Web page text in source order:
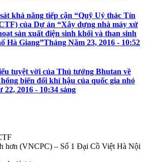
khả năng tiếp cận “Quỹ Uỷ thác Tín
của Dự án “Xây dựng nhà máy xử
sản xuất điện sinh khối và than sinh
Hà Giang”Tháng Năm 23, 2016 - 10:52
tuyệt vời của Thủ tướng Bhutan về
biến đổi khí hậu của quốc gia nhỏ
22, 2016 - 10:34 sáng
hơn (VNCPC) – Số 1 Đại Cồ Việt Hà Nội